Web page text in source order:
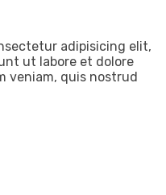
adipisicing elit,
ut labore et dolore
veniam, quis nostrud